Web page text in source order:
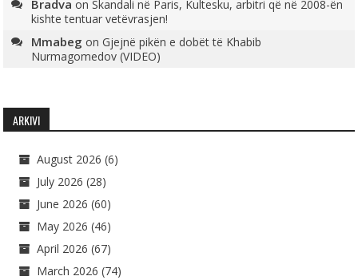
Bradva onSkandali në Paris, Kultesku, arbitri që në 2008-ën
kishte tentuar vetëvrasjen!
Mmabeg onGjejnë pikën e dobët të Khabib
Nurmagomedov (VIDEO)
ARKIVI
August 2026 (6)
July 2026 (28)
June 2026 (60)
May 2026 (46)
April 2026 (67)
March 2026 (74)